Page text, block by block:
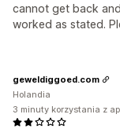
cannot get back
worked as stated.
geweldiggoed.com
Holandia
3 minuty korzystania z